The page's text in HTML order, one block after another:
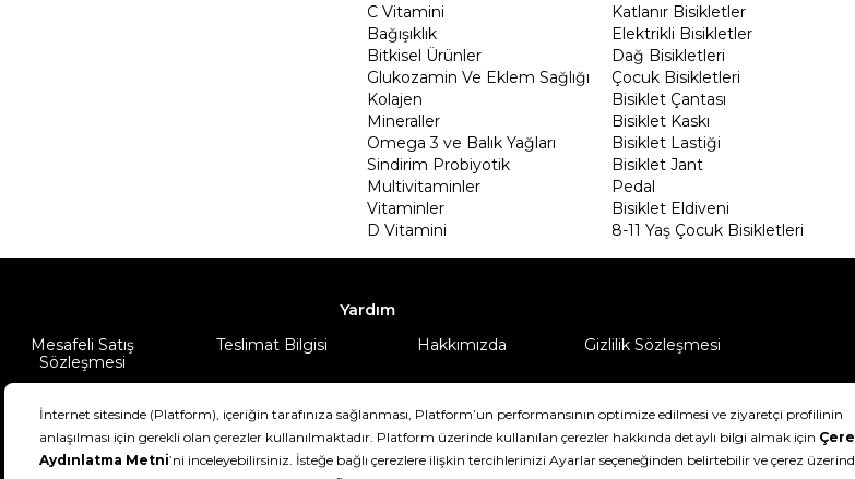
C Vitamini
Bağışıklık
Bitkisel Ürünler
Glukozamin Ve Eklem Sağlığı
Kolajen
Mineraller
Omega 3 ve Balık Yağları
Sindirim Probiyotik
Multivitaminler
Vitaminler
D Vitamini
Katlanır Bisikletler
Elektrikli Bisikletler
Dağ Bisikletleri
Çocuk Bisikletleri
Bisiklet Çantası
Bisiklet Kaskı
Bisiklet Lastiği
Bisiklet Jant
Pedal
Bisiklet Eldiveni
8-11 Yaş Çocuk Bisikletleri
Yardım
Mesafeli Satış
Sözleşmesi
Teslimat Bilgisi Hakkımızda Gizlilik Sözleşmesi